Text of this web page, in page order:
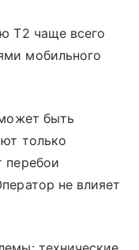
T2 чаще всего
мобильного
быть
только
перебои
не влияет